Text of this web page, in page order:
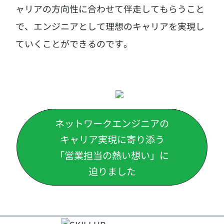
ャリアの方向性に合わせて伴走してもらうこと
で、 エンジニアとして理想のキャリアを実現し
ていくことができるのです。
ネットワークエンジニアの
キャリア実現に寄り添う
「営業担当の熱い想い」に
迫りました